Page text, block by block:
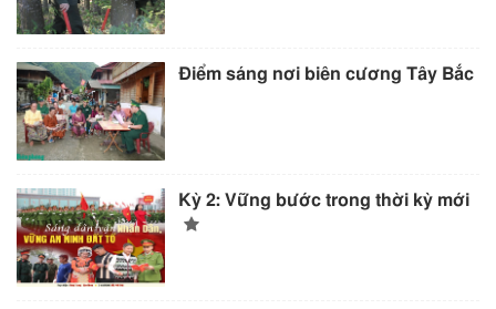
Điểm sáng nơi biên cương Tây Bắc
Kỳ 2: Vững bước trong thời kỳ mới